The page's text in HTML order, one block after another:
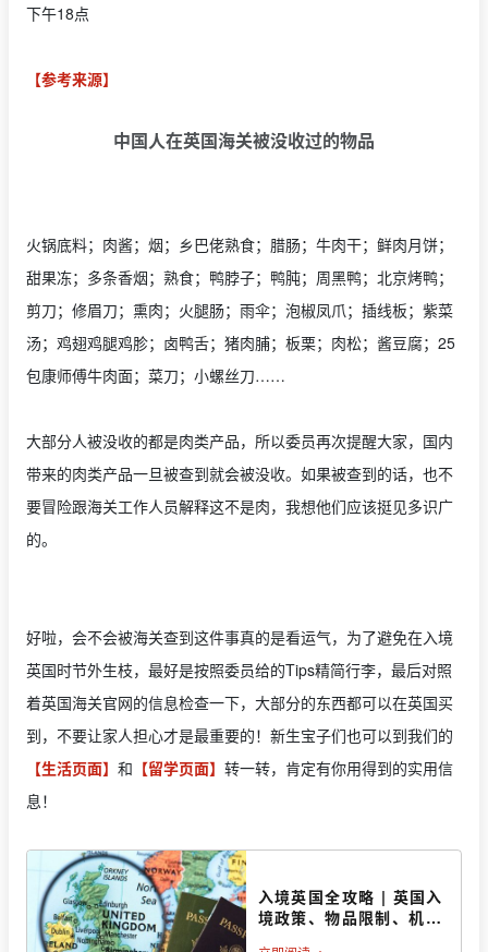
下午18点
【参考来源】
中国人在英国海关被没收过的物品
火锅底料；肉酱；烟；乡巴佬熟食；腊肠；牛肉干；鲜肉月饼；
甜果冻；多条香烟；熟食；鸭脖子；鸭肫；周黑鸭；北京烤鸭；
剪刀；修眉刀；熏肉；火腿肠；雨伞；泡椒凤爪；插线板；紫菜
汤；鸡翅鸡腿鸡胗；卤鸭舌；猪肉脯；板栗；肉松；酱豆腐；25
包康师傅牛肉面；菜刀；小螺丝刀……
大部分人被没收的都是肉类产品，所以委员再次提醒大家，国内
带来的肉类产品一旦被查到就会被没收。如果被查到的话，也不
要冒险跟海关工作人员解释这不是肉，我想他们应该挺见多识广
的。
好啦，会不会被海关查到这件事真的是看运气，为了避免在入境
英国时节外生枝，最好是按照委员给的Tips精简行李，最后对照
着英国海关官网的信息检查一下，大部分的东西都可以在英国买
到，不要让家人担心才是最重要的！新生宝子们也可以到我们的
【生活页面】 和 【留学页面】 转一转，肯定有你用得到的实用信
息！
入境英国全攻略 | 英国入
境政策、物品限制、机场